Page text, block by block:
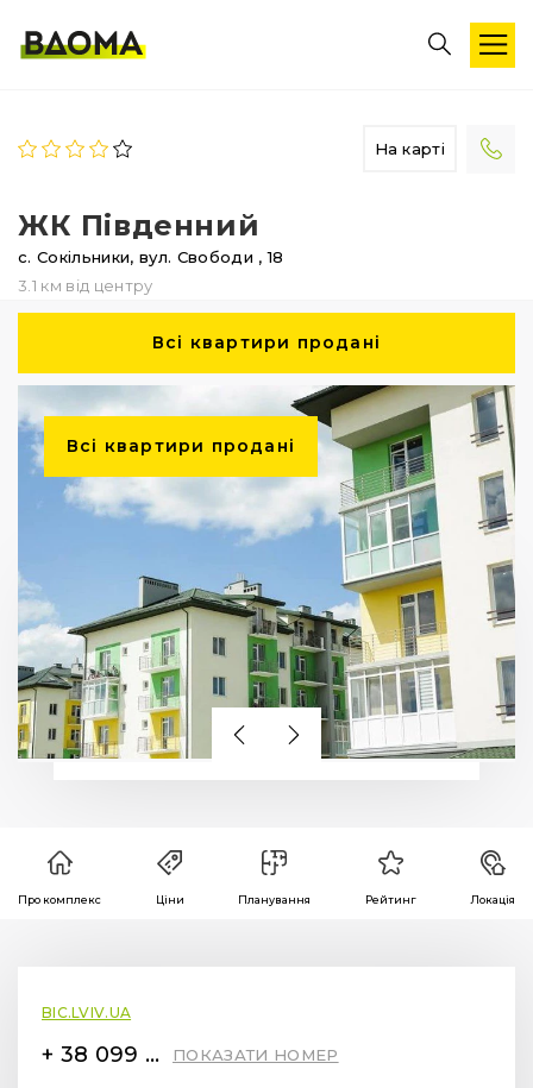
На карті
ЖК Південний
с. Сокільники, вул. Свободи , 18
3.1 км від центру
Всі квартири продані
Всі квартири продані
Про комплекс Ціни Планування Рейтинг Локація
BIC.LVIV.UA
+ 38 099 78 78 287 ПОКАЗАТИ НОМЕР